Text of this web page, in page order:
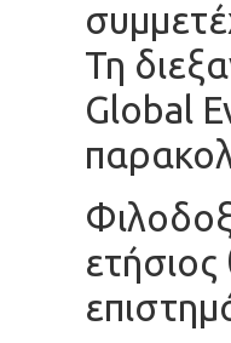
Τη
Global